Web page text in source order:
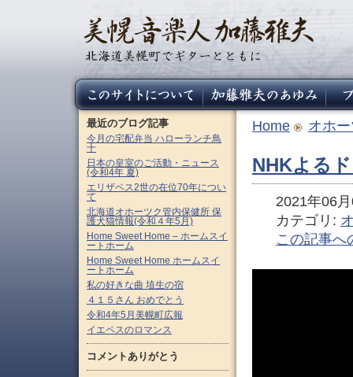
Home オホ
NHKよる
2021年06
カテゴリ:
この記事へ
最近のブログ記事
今月の宅配弁当 ハローランチ鳥
十
日本の皇室のご活動・ニュース
(令和4年 夏)
エリザベス2世の在位70年につい
て
北海道オホーツク管内保健所 保
護犬猫情報(令和４年5月)
Home Sweet Home – ホームスイ
ートホーム
Home Sweet Home ホームスイ
ートホーム
私の好きな曲 埴生の宿
４１５さん おめでとう
令和4年5月美幌町広報
イエペスのロマンス
コメントありがとう